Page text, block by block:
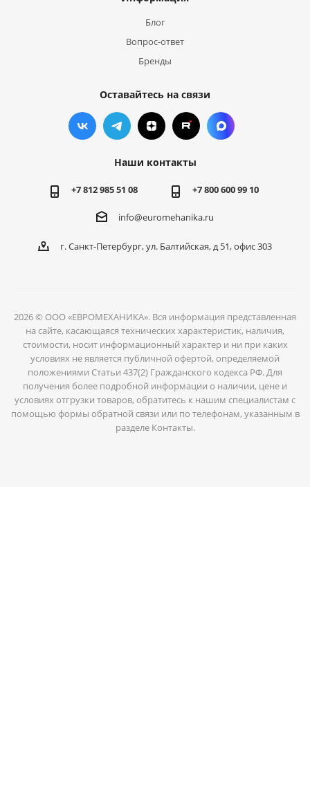
Блог
Вопрос-ответ
Бренды
Оставайтесь на связи
Наши контакты
+7 812 985 51 08 +7 800 600 99 10
info@euromehanika.ru
г. Санкт-Петербург, ул. Балтийская, д 51, офис 303
2026 © ООО «ЕВРОМЕХАНИКА». Вся информация представленная
на сайте, касающаяся технических характеристик, наличия,
стоимости, носит информационный характер и ни при каких
условиях не является публичной офертой, определяемой
положениями Статьи 437(2) Гражданского кодекса РФ. Для
получения более подробной информации о наличии, цене и
условиях отгрузки товаров, обратитесь к нашим специалистам с
помощью формы обратной связи или по телефонам, указанным в
разделе Контакты.